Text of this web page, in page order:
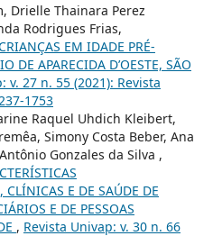
Drielle Thainara Perez
Rodrigues Frias,
EM IDADE PRÉ-
DE APARECIDA D’OESTE, SÃO
v. 27 n. 55 (2021): Revista
1753
Raquel Uhdich Kleibert,
Simony Costa Beber, Ana
Gonzales da Silva ,
E DE SAÚDE DE
E DE PESSOAS
, Revista Univap: v. 30 n. 66